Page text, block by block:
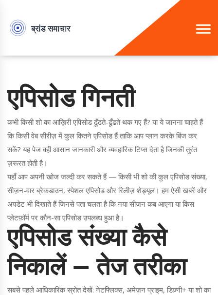
एपिसोड गिनती
कभी किसी शो का आख़िरी एपिसोड ढूँढते-ढूँढते थक गए हैं? या ये जानना चाहते हैं
कि किसी वेब सीरीज़ में कुल कितने एपिसोड हैं ताकि आप प्लान करके बिंज कर
सकें? यह पेज वही आसान जानकारी और व्यवहारिक टिप्स देता है जिनकी तुरंत
ज़रूरत होती है।
यहाँ आप अपनी खोज जल्दी कर सकते हैं — किसी भी शो की कुल एपिसोड संख्या,
सीज़न-वार ब्रेकडाउन, स्पेशल एपिसोड और रिलीज़ शेड्यूल। हम ऐसी खबरें और
अपडेट भी दिखाते हैं जिनसे पता चलता है कि नया सीजन कब आएगा या किस
प्लेटफ़ॉर्म पर कौन-सा एपिसोड उपलब्ध हुआ है।
एपिसोड संख्या कैसे
निकालें — तेज तरीका
सबसे पहले आधिकारिक स्रोत देखें: नेटफ्लिक्स, अमेज़न प्राइम, डिज़्नी+ या शो का